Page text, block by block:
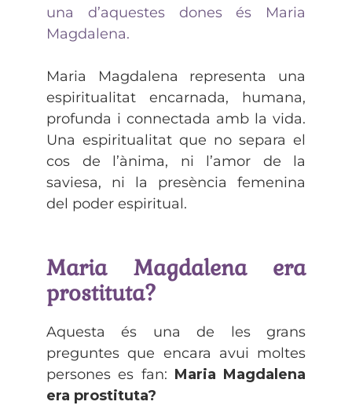
una d’aquestes dones és Maria
Magdalena.
Maria Magdalena representa una
espiritualitat encarnada, humana,
profunda i connectada amb la vida.
Una espiritualitat que no separa el
cos de l’ànima, ni l’amor de la
saviesa, ni la presència femenina
del poder espiritual.
Maria Magdalena era
prostituta?
Aquesta és una de les grans
preguntes que encara avui moltes
persones es fan: Maria Magdalena
era prostituta?